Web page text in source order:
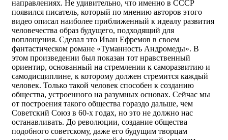
направлениях. Не удивительно, что именно в СССР
появился писатель, который по мнению авторов этого
видео описал наиболее приближенный к идеалу развития
человечества образ будущего, подходящий для
воплощения. Сделал это Иван Ефремов в своем
фантастическом романе «Туманность Андромеды». В
этом произведении был показан тот нравственный
ориентир, основанный на стремлении к саморазвитию и
самодисциплине, к которому должен стремится каждый
человек. Только такой человек способен к созданию
общества, устроенного на разумных основах. Сейчас мы
от построения такого общества гораздо дальше, чем
Советский Союз в 60-х годах, но это не должно нас
останавливать. До революции, создание общества
подобного советскому, даже его будущим творцам